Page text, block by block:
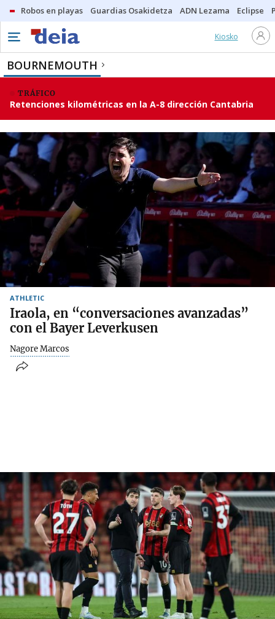
Robos en playas Guardias Osakidetza ADN Lezama Eclipse
Kiosko
BOURNEMOUTH
TRÁFICO
Retenciones kilométricas en la A-8 dirección Cantabria
ATHLETIC
Iraola, en “conversaciones avanzadas”
con el Bayer Leverkusen
Nagore Marcos